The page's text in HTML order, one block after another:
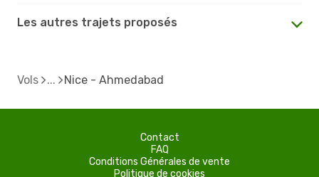
Les autres trajets proposés
Vols Nice - Ahmedabad
Contact
FAQ
Conditions Générales de vente
Politique de cookies